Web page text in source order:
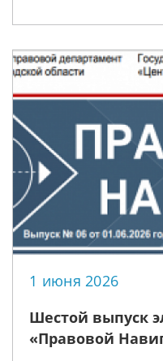
1 июня 2026
Шестой выпуск
«Правовой